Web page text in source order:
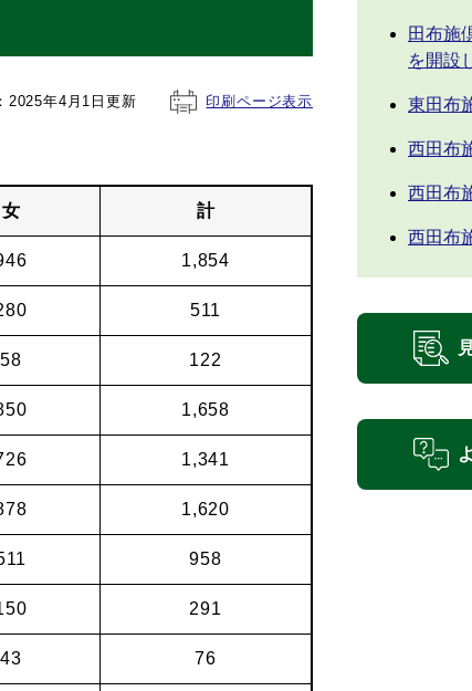
2025年4月1日更新 印刷ページ表示
女 計
1,854
511
58 122
1,658
1,341
1,620
958
291
43 76
田布施
を開設
東田布
西田布
西田布
西田布